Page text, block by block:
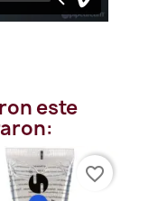
este
favorite_border